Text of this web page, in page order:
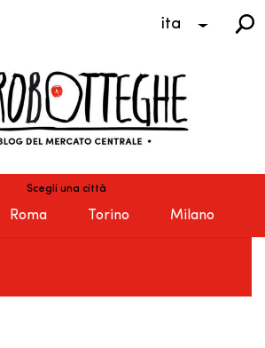
ita
Scegli una città
Roma Torino Milano